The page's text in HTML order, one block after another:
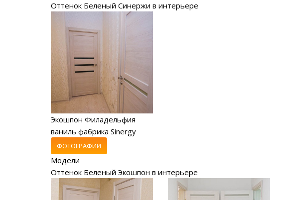
Оттенок Беленый Синержи в интерьере
Экошпон Филадельфия
ваниль фабрика Sinergy
ФОТОГРАФИИ
Модели
Оттенок Беленый Экошпон в интерьере